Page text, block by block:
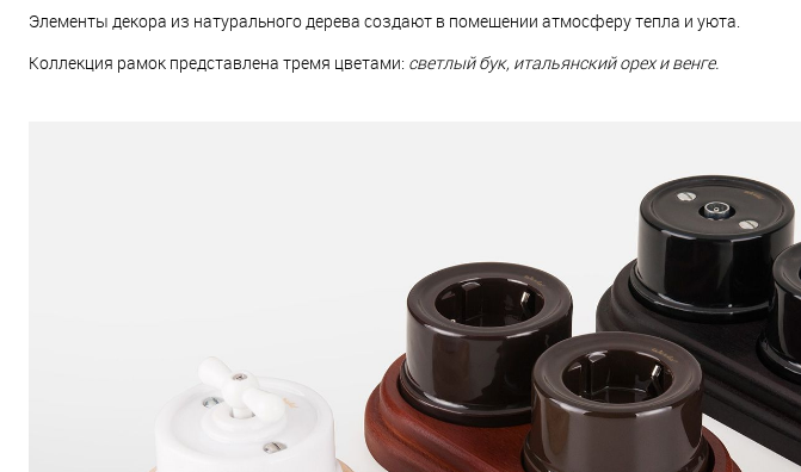
Элементы декора из натурального дерева создают в помещении атмосферу тепла и уюта.
Коллекция рамок представлена тремя цветами: светлый бук, итальянский орех и венге.